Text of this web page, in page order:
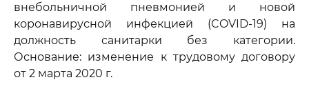
внебольничной пневмонией и новой
коронавирусной инфекцией (COVID-19) на
должность санитарки без категории.
Основание: изменение к трудовому договору
от 2 марта 2020 г.